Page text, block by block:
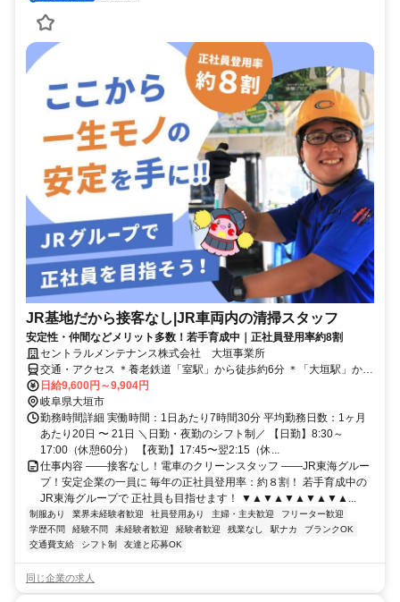
JR基地だから接客なし|JR車両内の清掃スタッフ
安定性・仲間などメリット多数！若手育成中｜正社員登用率約8割
セントラルメンテナンス株式会社 大垣事業所
交通・アクセス ＊養老鉄道「室駅」から徒歩約6分 ＊「大垣駅」から
１駅！ ＊東大垣駅・西大垣駅・美濃青柳駅・北大垣駅などからも通
いやすい！
日給9,600円～9,904円
岐阜県大垣市
勤務時間詳細 実働時間：1日あたり7時間30分 平均勤務日数：1ヶ月
あたり20日 〜 21日 ＼日勤・夜勤のシフト制／ 【日勤】8:30～
17:00（休憩60分） 【夜勤】17:45〜翌2:15（休...
仕事内容 ――接客なし！電車のクリーンスタッフ ――JR東海グルー
プ！安定企業の一員に 毎年の正社員登用率：約８割！ 若手育成中の
JR東海グループで 正社員も目指せます！ ▼▲▼▲▼▲▼▲▼▲...
制服あり 業界未経験者歓迎 社員登用あり 主婦・主夫歓迎
フリーター歓迎
学歴不問
経験不問 未経験者歓迎 経験者歓迎 残業なし 駅ナカ
ブランクOK
交通費支給
シフト制 友達と応募OK
同じ企業の求人